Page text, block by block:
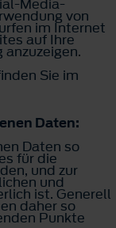
Media-
von
im Internet
auf Ihre
Sie im
Daten:
Daten so
für die
und zur
und
ist. Generell
daher so
Punkte